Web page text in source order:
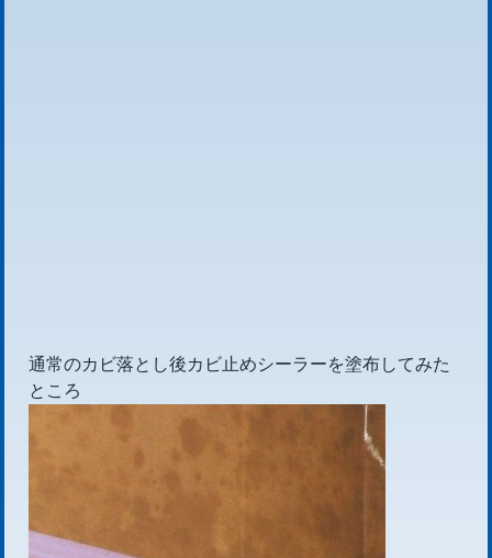
通常のカビ落とし後カビ止めシーラーを塗布してみた
ところ